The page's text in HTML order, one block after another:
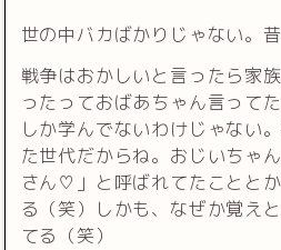
世の中バカばかりじゃない。昔
戦争はおかしいと言ったら家
ったっておばあちゃん言って
しか学んでないわけじゃない
た世代だからね。おじいちゃ
さん♡」と呼ばれてたことと
る（笑）しかも、なぜか覚え
てる（笑）